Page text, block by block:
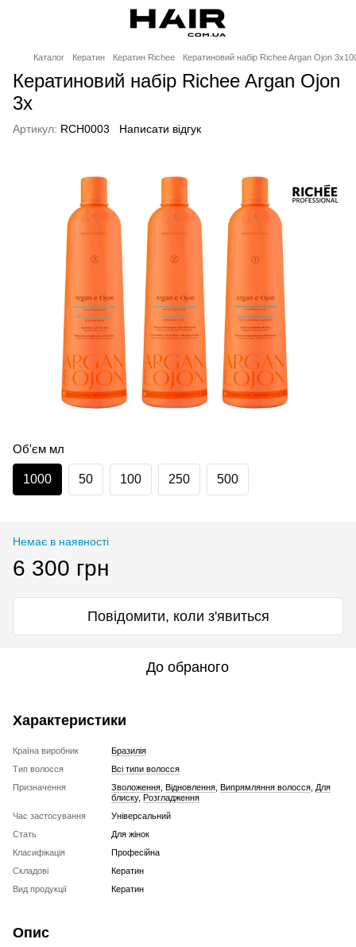
Каталог Кератин Кератин Richee Кератиновий набір Richee Argan Ojon
Кератиновий набір Richee Argan Ojon
3x
Артикул: RCH0003 Написати відгук
Об'єм мл
1000 50 100 250 500
Немає в наявності
6 300 грн
Повідомити, коли з'явиться
До обраного
Характеристики
Країна виробник
Бразилія
Тип волосся
Всі типи волосся
Призначення
Зволоження Відновлення Випрямляння волосся Для
блиску, Розгладження
Час застосування
Універсальний
Стать
Для жінок
Класифікація
Професійна
Складові
Кератин
Вид продукції
Кератин
Опис